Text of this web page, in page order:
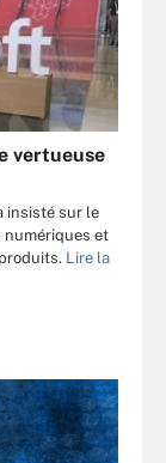
vertueuse
insisté sur le
numériques et
Lire la